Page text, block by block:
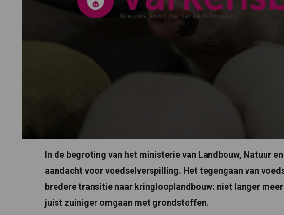
In de begroting van het ministerie van Landbouw, Natuur
aandacht voor voedselverspilling. Het tegengaan van
bredere transitie naar kringlooplandbouw: niet langer
juist zuiniger omgaan met grondstoffen.